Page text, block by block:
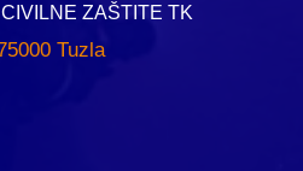
ZAŠTITE TK
Tuzla